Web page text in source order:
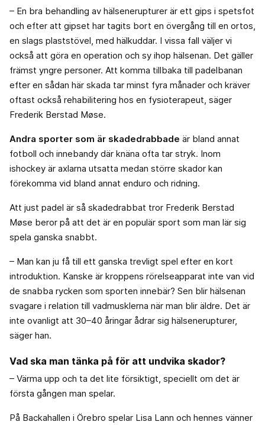
– En bra behandling av hälsenerupturer är ett gips i spetsfot
och efter att gipset har tagits bort en övergång till en ortos,
en slags plaststövel, med hälkuddar. I vissa fall väljer vi
också att göra en operation och sy ihop hälsenan. Det gäller
främst yngre personer. Att komma tillbaka till padelbanan
efter en sådan här skada tar minst fyra månader och kräver
oftast också rehabilitering hos en fysioterapeut, säger
Frederik Berstad Møse.
Andra sporter som är skadedrabbade är bland annat
fotboll och innebandy där knäna ofta tar stryk. Inom
ishockey är axlarna utsatta medan större skador kan
förekomma vid bland annat enduro och ridning.
Att just padel är så skadedrabbat tror Frederik Berstad
Møse beror på att det är en populär sport som man lär sig
spela ganska snabbt.
– Man kan ju få till ett ganska trevligt spel efter en kort
introduktion. Kanske är kroppens rörelseapparat inte van vid
de snabba rycken som sporten innebär? Sen blir hälsenan
svagare i relation till vadmusklerna när man blir äldre. Det är
inte ovanligt att 30–40 åringar ådrar sig hälsenerupturer,
säger han.
Vad ska man tänka på för att undvika skador?
– Värma upp och ta det lite försiktigt, speciellt om det är
första gången man spelar.
På Backahallen i Örebro spelar Lisa Lann och hennes vänner